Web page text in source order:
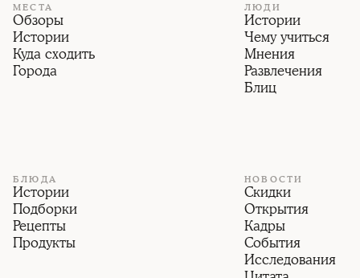
МЕСТА
Обзоры
Истории
Куда сходить
Города
ЛЮДИ
Истории
Чему учиться
Мнения
Развлечения
Блиц
БЛЮДА
Истории
Подборки
Рецепты
Продукты
НОВОСТИ
Скидки
Открытия
Кадры
События
Исследования